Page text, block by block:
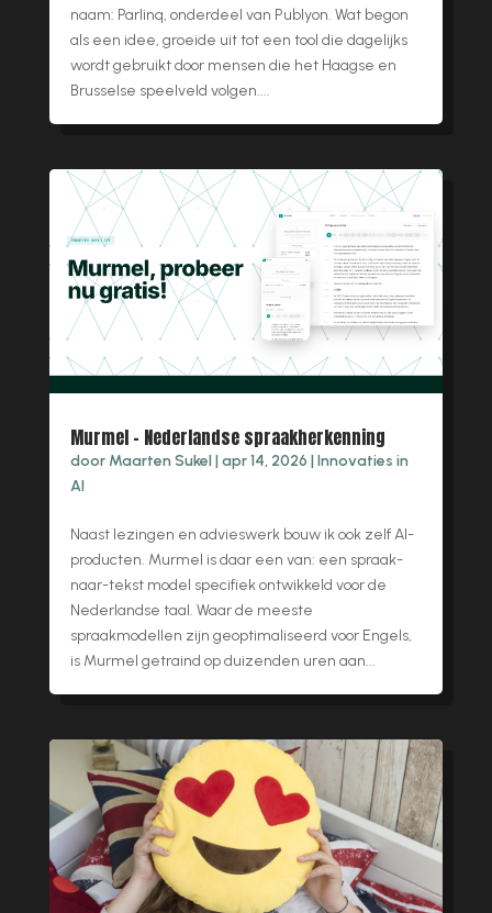
naam: Parlinq, onderdeel van Publyon. Wat begon
als een idee, groeide uit tot een tool die dagelijks
wordt gebruikt door mensen die het Haagse en
Brusselse speelveld volgen....
Murmel – Nederlandse spraakherkenning
door Maarten Sukel|apr 14, 2026 |Innovaties in
AI
Naast lezingen en advieswerk bouw ik ook zelf AI-
producten. Murmel is daar een van: een spraak-
naar-tekst model specifiek ontwikkeld voor de
Nederlandse taal. Waar de meeste
spraakmodellen zijn geoptimaliseerd voor Engels,
is Murmel getraind op duizenden uren aan...